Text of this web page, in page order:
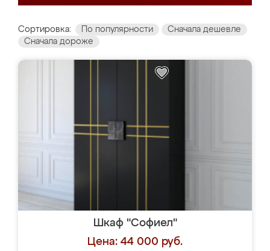
Сортировка: По популярности
Сначала дешевле
Сначала дороже
Шкаф "Софиел"
Цена: 44 000 руб.